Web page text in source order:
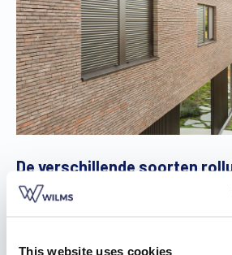
This website uses cookies
De verschillende soorten
Je vindt in onze brochure de drie
Voorzetrolluiken zijn de geschikte